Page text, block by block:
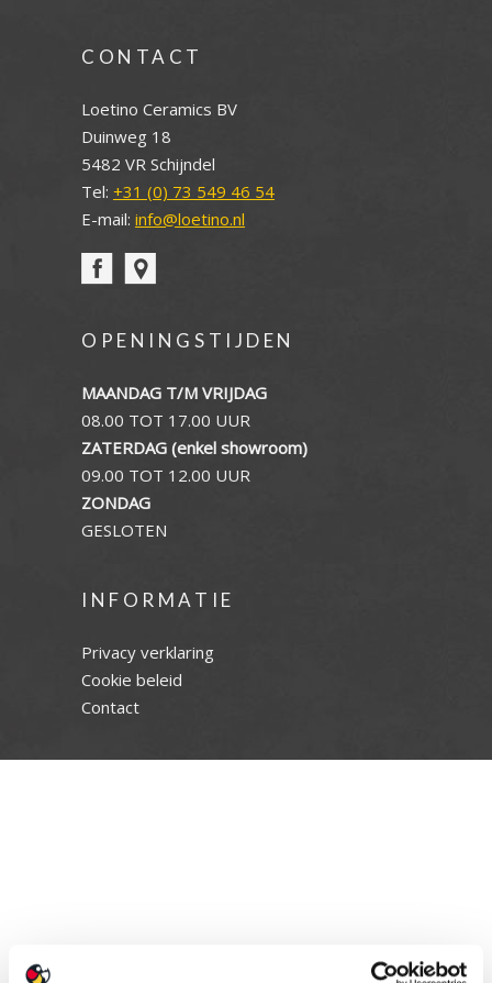
CONTACT
Loetino Ceramics BV
Duinweg 18
5482 VR Schijndel
Tel: +31 (0) 73 549 46 54
E-mail: info@loetino.nl
OPENINGSTIJDEN
MAANDAG T/M VRIJDAG
08.00 TOT 17.00 UUR
ZATERDAG (enkel showroom)
09.00 TOT 12.00 UUR
ZONDAG
GESLOTEN
INFORMATIE
Privacy verklaring
Cookie beleid
Contact